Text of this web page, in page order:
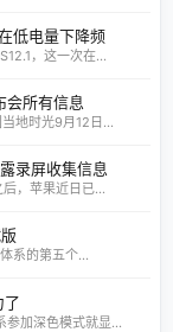
低电量下降频
，这一次在...
会所有信息
地时光9月12日...
录屏收集信息
，苹果近日已...
系的第五个...
了
参加深色模式就显...